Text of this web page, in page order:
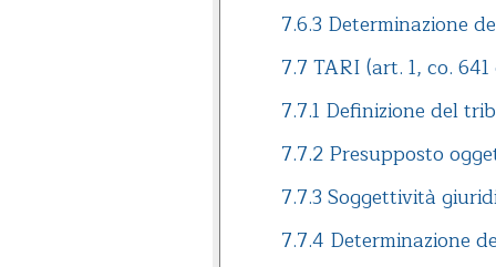
7.6.3 Determinazione
7.7 TARI (art. 1, co. 641
7.7.1 Definizione del
7.7.2 Presupposto
7.7.3 Soggettività
7.7.4 Determinazione